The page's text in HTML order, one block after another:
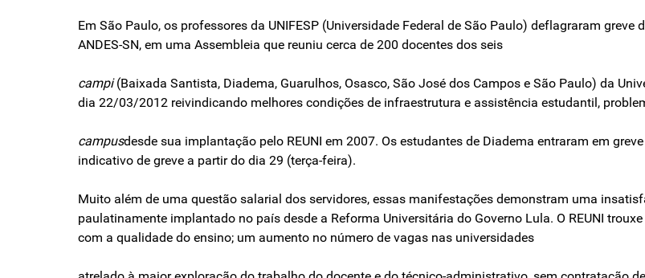
Em São Paulo, os professores da UNIFESP (Universidade Federal de São Paulo) deflagraram
ANDES-SN, em uma Assembleia que reuniu cerca de 200 docentes dos seis
campi(Baixada Santista, Diadema, Guarulhos, Osasco, São José dos Campos e São Paulo) da
dia 22/03/2012 reivindicando melhores condições de infraestrutura e assistência estudantil,
campusdesde sua implantação pelo REUNI em 2007. Os estudantes de Diadema entraram em
indicativo de greve a partir do dia 29 (terça-feira).
Muito além de uma questão salarial dos servidores, essas manifestações demonstram uma
paulatinamente implantado no país desde a Reforma Universitária do Governo Lula. O REUNI
com a qualidade do ensino; um aumento no número de vagas nas universidades